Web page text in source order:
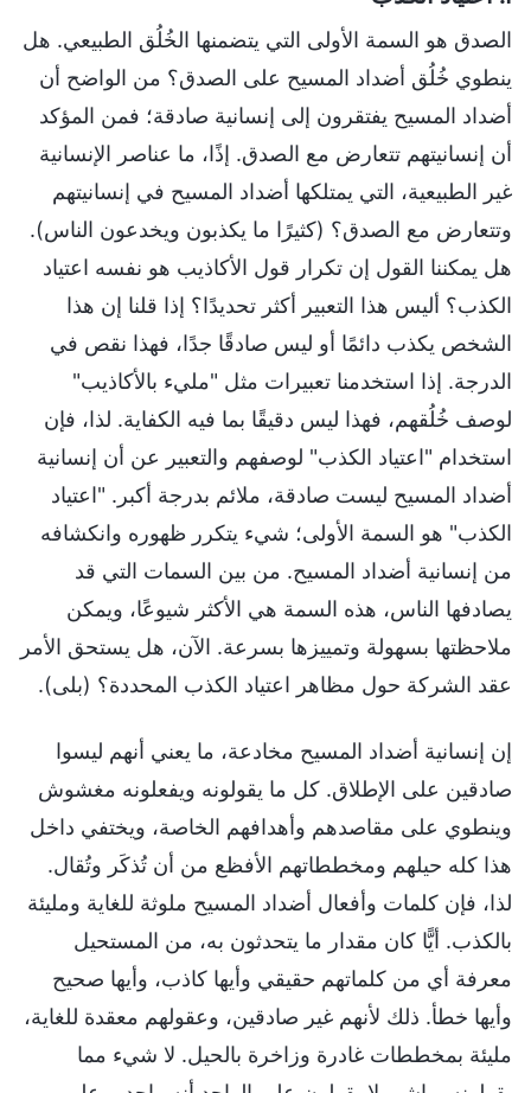
الصدق هو السمة الأولى التي يتضمنها الخُلُق الطبيعي. هل
ينطوي خُلُق أضداد المسيح على الصدق؟ من الواضح أن
أضداد المسيح يفتقرون إلى إنسانية صادقة؛ فمن المؤكد
أن إنسانيتهم تتعارض مع الصدق. إذًا، ما عناصر الإنسانية
غير الطبيعية، التي يمتلكها أضداد المسيح في إنسانيتهم
وتتعارض مع الصدق؟ (كثيرًا ما يكذبون ويخدعون الناس).
هل يمكننا القول إن تكرار قول الأكاذيب هو نفسه اعتياد
الكذب؟ أليس هذا التعبير أكثر تحديدًا؟ إذا قلنا إن هذا
الشخص يكذب دائمًا أو ليس صادقًا جدًا، فهذا نقص في
الدرجة. إذا استخدمنا تعبيرات مثل "مليء بالأكاذيب"
لوصف خُلُقهم، فهذا ليس دقيقًا بما فيه الكفاية. لذا، فإن
استخدام "اعتياد الكذب" لوصفهم والتعبير عن أن إنسانية
أضداد المسيح ليست صادقة، ملائم بدرجة أكبر. "اعتياد
الكذب" هو السمة الأولى؛ شيء يتكرر ظهوره وانكشافه
من إنسانية أضداد المسيح. من بين السمات التي قد
يصادفها الناس، هذه السمة هي الأكثر شيوعًا، ويمكن
ملاحظتها بسهولة وتمييزها بسرعة. الآن، هل يستحق الأمر
عقد الشركة حول مظاهر اعتياد الكذب المحددة؟ (بلى).
إن إنسانية أضداد المسيح مخادعة، ما يعني أنهم ليسوا
صادقين على الإطلاق. كل ما يقولونه ويفعلونه مغشوش
وينطوي على مقاصدهم وأهدافهم الخاصة، ويختفي داخل
هذا كله حيلهم ومخططاتهم الأفظع من أن تُذكَر وتُقال.
لذا، فإن كلمات وأفعال أضداد المسيح ملوثة للغاية ومليئة
بالكذب. أيًّا كان مقدار ما يتحدثون به، من المستحيل
معرفة أي من كلماتهم حقيقي وأيها كاذب، وأيها صحيح
وأيها خطأ. ذلك لأنهم غير صادقين، وعقولهم معقدة للغاية،
مليئة بمخططات غادرة وزاخرة بالحيل. لا شيء مما